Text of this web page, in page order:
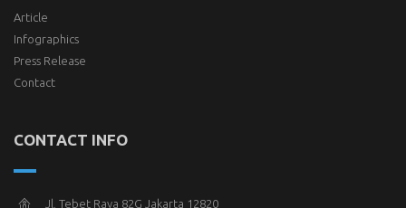
Article
Infographics
Press Release
Contact
CONTACT INFO
Jl. Tebet Raya 82G Jakarta 12820